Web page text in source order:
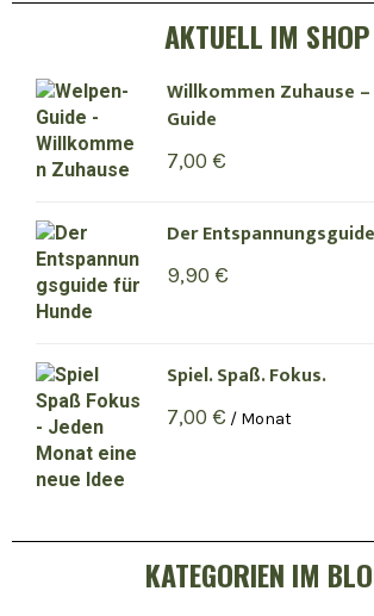
AKTUELL IM SHOP
Willkommen Zuhause
Guide
7,00 €
Der
9,90 €
Spiel. Spaß. Fokus.
7,00 € / Monat
KATEGORIEN IM